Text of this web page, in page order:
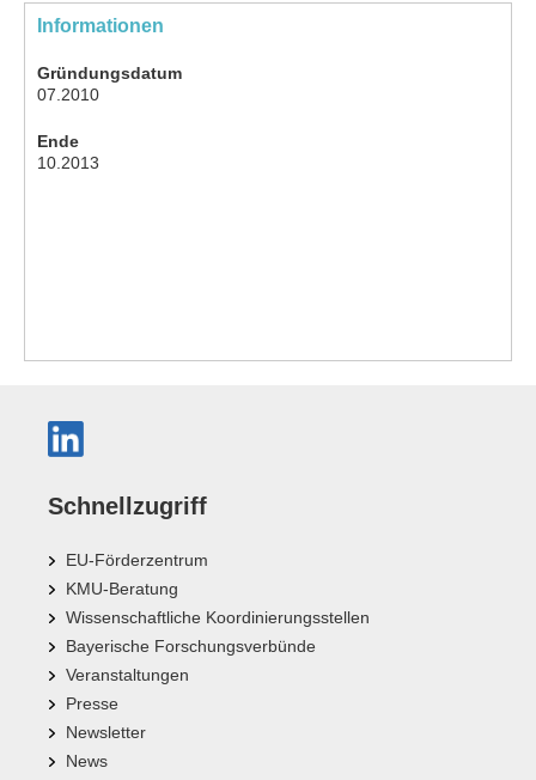
Informationen
Gründungsdatum
07.2010
Ende
10.2013
Schnellzugriff
EU-Förderzentrum
KMU-Beratung
Wissenschaftliche Koordinierungsstellen
Bayerische Forschungsverbünde
Veranstaltungen
Presse
Newsletter
News